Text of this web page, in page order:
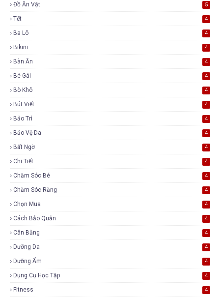
Đồ Ăn Vặt 5
Tết 4
Ba Lô 4
Bikini 4
Bàn Ăn 4
Bé Gái 4
Bò Khô 4
Bút Viết 4
Bảo Trì 4
Bảo Vệ Da 4
Bất Ngờ 4
Chi Tiết 4
Chăm Sóc Bé 4
Chăm Sóc Răng 4
Chọn Mua 4
Cách Bảo Quản 4
Cân Bằng 4
Dưỡng Da 4
Dưỡng Ẩm 4
Dụng Cụ Học Tập 4
Fitness 4